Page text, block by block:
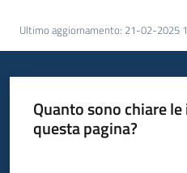
Ultimo aggiornamento: 21-02-2025
Quanto sono chiare
questa pagina?